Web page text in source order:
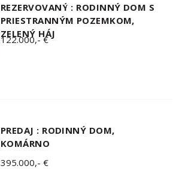
REZERVOVANÝ : RODINNÝ DOM S
PRIESTRANNÝM POZEMKOM,
ZELENÝ HÁJ
122.000,- €
PREDAJ : RODINNÝ DOM,
KOMÁRNO
395.000,- €